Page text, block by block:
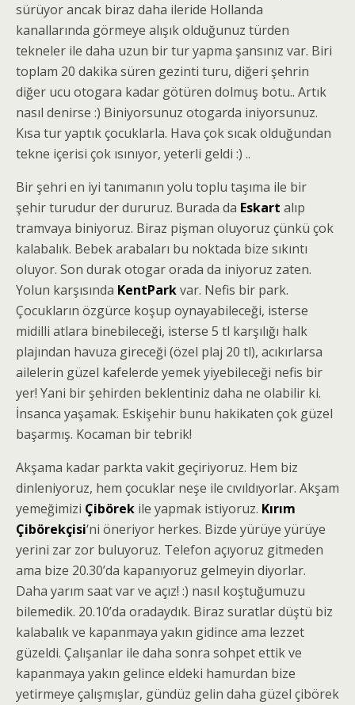
sürüyor ancak biraz daha ileride Hollanda
kanallarında görmeye alışık olduğunuz türden
tekneler ile daha uzun bir tur yapma şansınız var. Biri
toplam 20 dakika süren gezinti turu, diğeri şehrin
diğer ucu otogara kadar götüren dolmuş botu.. Artık
nasıl denirse :) Biniyorsunuz otogarda iniyorsunuz.
Kısa tur yaptık çocuklarla. Hava çok sıcak olduğundan
tekne içerisi çok ısınıyor, yeterli geldi :) ..
Bir şehri en iyi tanımanın yolu toplu taşıma ile bir
şehir turudur der dururuz. Burada da Eskart alıp
tramvaya biniyoruz. Biraz pişman oluyoruz çünkü çok
kalabalık. Bebek arabaları bu noktada bize sıkıntı
oluyor. Son durak otogar orada da iniyoruz zaten.
Yolun karşısında KentParkvar. Nefis bir park.
Çocukların özgürce koşup oynayabileceği, isterse
midilli atlara binebileceği, isterse 5 tl karşılığı halk
plajından havuza gireceği (özel plaj 20 tl), acıkırlarsa
ailelerin güzel kafelerde yemek yiyebileceği nefis bir
yer! Yani bir şehirden beklentiniz daha ne olabilir ki.
İnsanca yaşamak. Eskişehir bunu hakikaten çok güzel
başarmış. Kocaman bir tebrik!
Akşama kadar parkta vakit geçiriyoruz. Hem biz
dinleniyoruz, hem çocuklar neşe ile cıvıldıyorlar. Akşam
yemeğimizi Çibörek ile yapmak istiyoruz. Kırım
Çibörekçisi‘ni öneriyor herkes. Bizde yürüye yürüye
yerini zar zor buluyoruz. Telefon açıyoruz gitmeden
ama bize 20.30’da kapanıyoruz gelmeyin diyorlar.
Daha yarım saat var ve açız! :) nasıl koştuğumuzu
bilemedik. 20.10’da oradaydık. Biraz suratlar düştü biz
kalabalık ve kapanmaya yakın gidince ama lezzet
güzeldi. Çalışanlar ile daha sonra sohpet ettik ve
kapanmaya yakın gelince eldeki hamurdan bize
yetirmeye çalışmışlar, gündüz gelin daha güzel çibörek